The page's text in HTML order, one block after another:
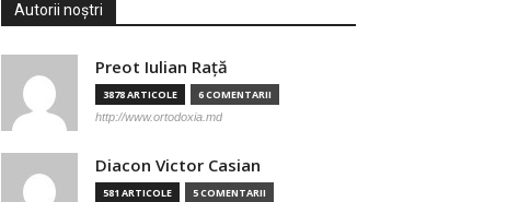
Autorii noștri
Preot Iulian Raţă
3878 ARTICOLE 6 COMENTARII
http://www.ortodoxia.md
Diacon Victor Casian
581 ARTICOLE 5 COMENTARII